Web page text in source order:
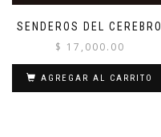
SENDEROS DEL CEREBRO
$ 17,000.00
AGREGAR AL CARRITO